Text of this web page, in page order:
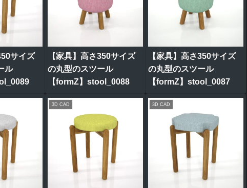
サイズ
ル
【家具】高さ350サイズ
の丸型のスツール
【formZ】stool_0088
【家具】高さ350サイズ
の丸型のスツール
【formZ】stool_0087
3D CAD 3D CAD